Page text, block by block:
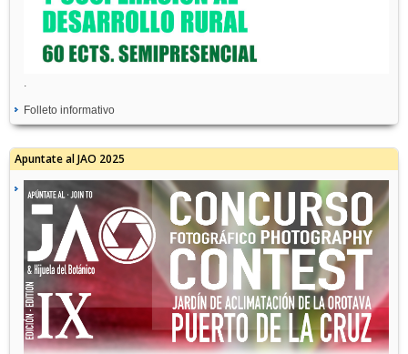
Folleto informativo
Apuntate al JAO 2025